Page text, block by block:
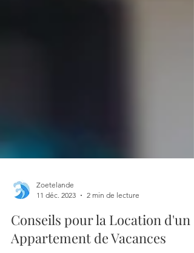
Zoetelande
11 déc. 2023
2 min de lecture